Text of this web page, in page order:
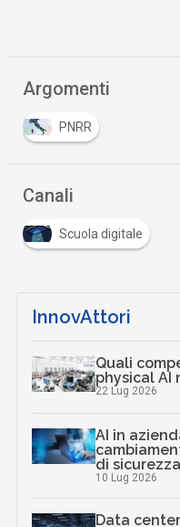
Argomenti
PNRR
Canali
Scuola digitale
InnovAttori
Quali
physical AI
22 Lug 2026
AI in
di sicurezza
10 Lug 2026
Data